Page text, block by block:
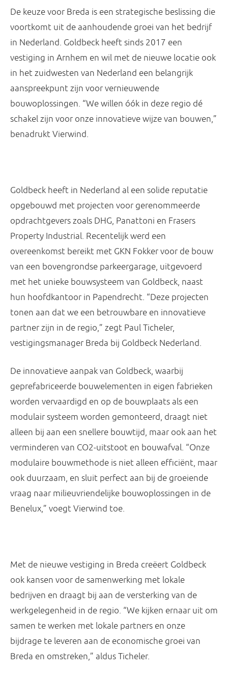
De keuze voor Breda is een strategische beslissing die
voortkomt uit de aanhoudende groei van het bedrijf
in Nederland. Goldbeck heeft sinds 2017 een
vestiging in Arnhem en wil met de nieuwe locatie ook
in het zuidwesten van Nederland een belangrijk
aanspreekpunt zijn voor vernieuwende
bouwoplossingen. “We willen óók in deze regio dé
schakel zijn voor onze innovatieve wijze van bouwen,”
benadrukt Vierwind.
Goldbeck heeft in Nederland al een solide reputatie
opgebouwd met projecten voor gerenommeerde
opdrachtgevers zoals DHG, Panattoni en Frasers
Property Industrial. Recentelijk werd een
overeenkomst bereikt met GKN Fokker voor de bouw
van een bovengrondse parkeergarage, uitgevoerd
met het unieke bouwsysteem van Goldbeck, naast
hun hoofdkantoor in Papendrecht. “Deze projecten
tonen aan dat we een betrouwbare en innovatieve
partner zijn in de regio,” zegt Paul Ticheler,
vestigingsmanager Breda bij Goldbeck Nederland.
De innovatieve aanpak van Goldbeck, waarbij
geprefabriceerde bouwelementen in eigen fabrieken
worden vervaardigd en op de bouwplaats als een
modulair systeem worden gemonteerd, draagt niet
alleen bij aan een snellere bouwtijd, maar ook aan het
verminderen van CO2-uitstoot en bouwafval. “Onze
modulaire bouwmethode is niet alleen efficiënt, maar
ook duurzaam, en sluit perfect aan bij de groeiende
vraag naar milieuvriendelijke bouwoplossingen in de
Benelux,” voegt Vierwind toe.
Met de nieuwe vestiging in Breda creëert Goldbeck
ook kansen voor de samenwerking met lokale
bedrijven en draagt bij aan de versterking van de
werkgelegenheid in de regio. “We kijken ernaar uit om
samen te werken met lokale partners en onze
bijdrage te leveren aan de economische groei van
Breda en omstreken,” aldus Ticheler.